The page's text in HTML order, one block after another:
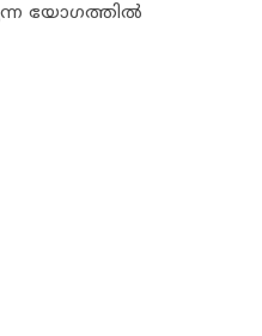
യോഗത്തില്‍